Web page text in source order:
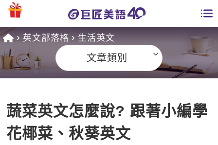
課程總覽
英文課程總表
英文會話
全國分校
學員專區
英文部落格 生活英文
文章類別
蔬菜英文怎麼說? 跟著小編學
花椰菜、秋葵英文